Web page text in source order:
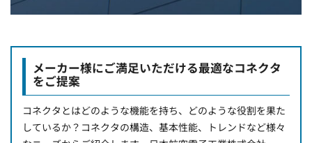
メーカー様にご満足いただける最適なコネクタ
をご提案
コネクタとはどのような機能を持ち、どのような役割を果た
しているか？コネクタの構造、基本性能、トレンドなど様々